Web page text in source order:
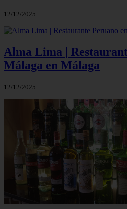
12/12/2025
Alma Lima |
Málaga en Málaga
12/12/2025